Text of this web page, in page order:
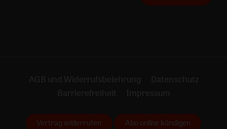
AGB und Widerrufsbelehrung
Datenschutz
Barrierefreiheit
Impressum
Vertrag widerrufen Abo online kündigen